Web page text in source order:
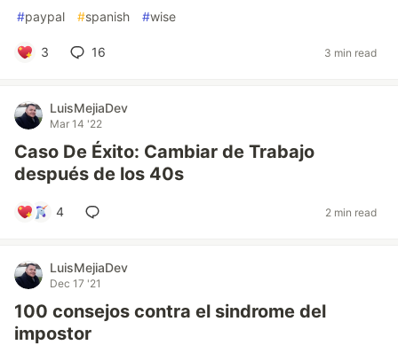
#paypal #spanish #wise
3 16 3 min read
LuisMejiaDev
Mar 14 '22
Caso De Éxito: Cambiar de Trabajo
después de los 40s
4 2 min read
LuisMejiaDev
Dec 17 '21
100 consejos contra el sindrome del
impostor